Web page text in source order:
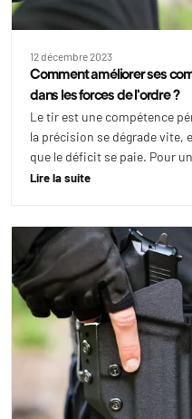
12 décembre 2023
Comment améliorer ses
dans les forces de l'ordre ?
Le tir est une compétence
la précision se dégrade vite,
que le déficit se paie. Pour
Lire la suite